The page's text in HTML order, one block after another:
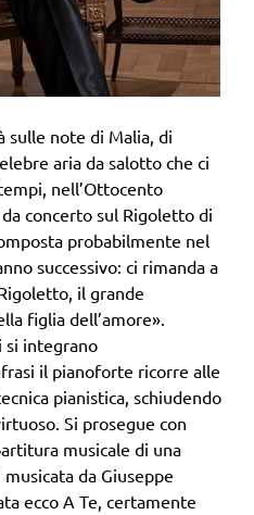
sulle note di Malia, di
aria da salotto che ci
nell’Ottocento
concerto sul Rigoletto di
probabilmente nel
successivo: ci rimanda a
il grande
figlia dell’amore».
si integrano
il pianoforte ricorre alle
pianistica, schiudendo
Si prosegue con
musicale di una
da Giuseppe
ecco A Te, certamente